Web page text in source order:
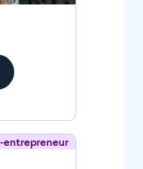
entrepreneur